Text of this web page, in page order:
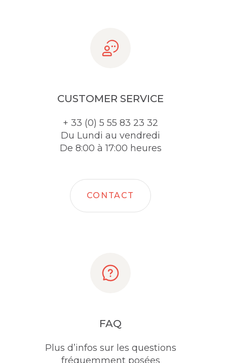
CUSTOMER SERVICE
+ 33 (0) 5 55 83 23 32
Du Lundi au vendredi
De 8:00 à 17:00 heures
CONTACT
FAQ
Plus d’infos sur les questions
fréquemment posées